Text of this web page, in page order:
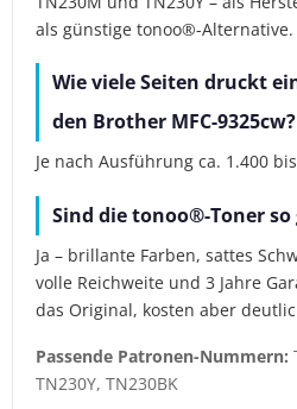
als günstige tonoo®-Alternative.
Wie viele Seiten druckt
den Brother MFC-9325cw?
Je nach Ausführung ca. 1.400
Sind die tonoo®-Toner
Ja – brillante Farben, sattes
volle Reichweite und 3 Jahre
das Original, kosten aber
Passende Patronen-Nummern:
TN230Y, TN230BK